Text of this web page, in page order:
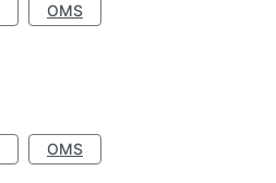
OMS
OMS